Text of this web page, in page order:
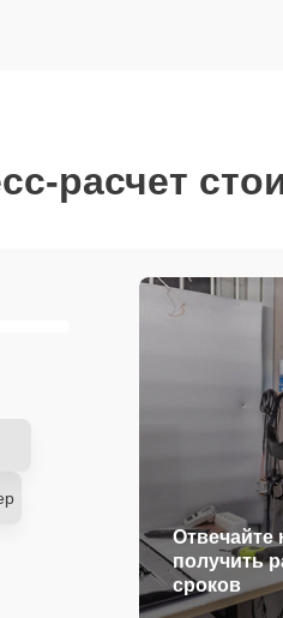
расчет
получить
сроков